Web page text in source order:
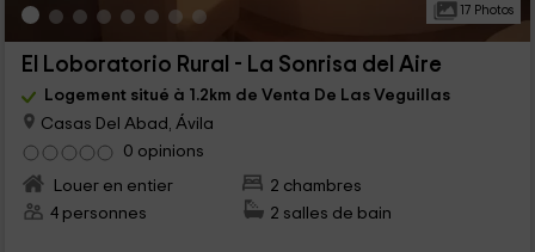
17 Photos
El Loboratorio Rural - La Sonrisa del Aire
Logement situé à 1.2km de Venta De Las Veguillas
Casas Del Abad, Ávila
0 opinions
Louer en entier
2 chambres
4 personnes
2 salles de bain